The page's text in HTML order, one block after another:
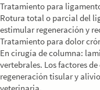
Tratamiento para
Rotura total o parcial del
estimular regeneración y
Tratamiento para dolor
En cirugía de columna:
vertebrales. Los factores
regeneración tisular y